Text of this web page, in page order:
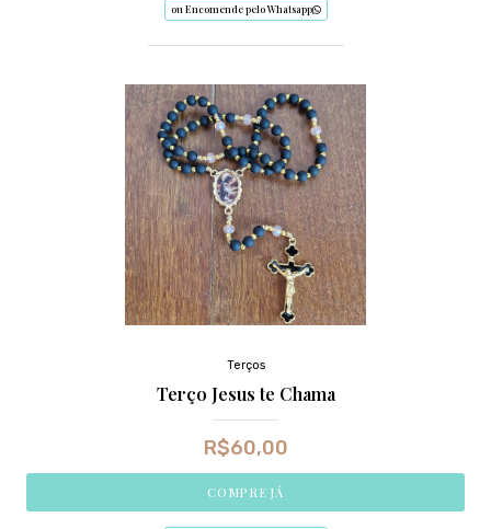
ou Encomende pelo Whatsapp
Terços
Terço Jesus te Chama
R$60,00
COMPRE JÁ